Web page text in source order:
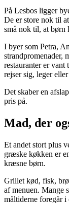
På Lesbos ligger
De er store nok til
små nok til, at børn
I byer som Petra,
strandpromenader,
restauranter er
rejser sig, leger
Det skaber en
pris på.
Mad, der
Et andet stort plus
græske køkken er
kræsne børn.
Grillet kød, fisk,
af menuen. Mange
måltiderne foregår